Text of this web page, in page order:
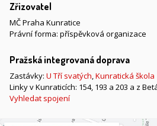
Zřizovatel
MČ Praha Kunratice
Právní forma: příspěvková organizace
Pražská integrovaná doprava
Zastávky: U Tří svatých,Kunratická škola
Linky v Kunraticích: 154, 193 a 203 a z
Vyhledat spojení